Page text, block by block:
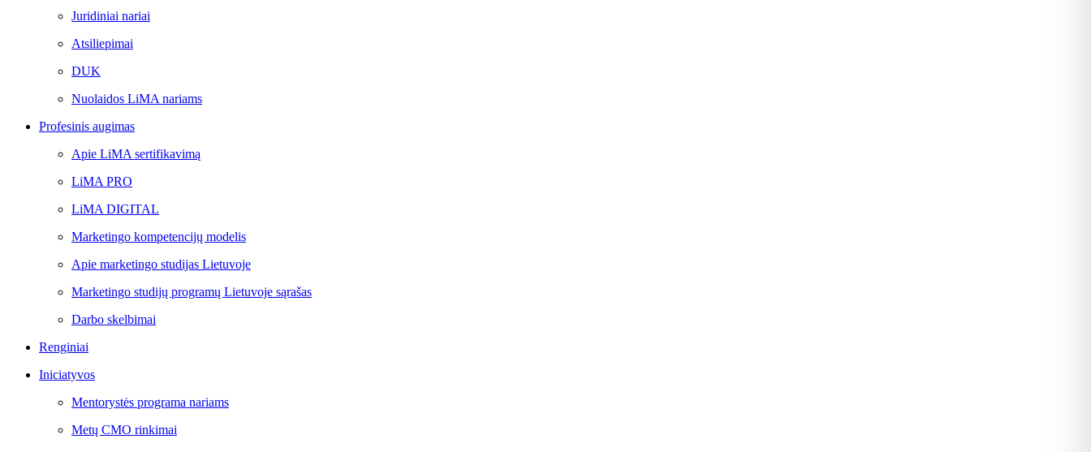
Juridiniai nariai
Atsiliepimai
DUK
Nuolaidos LiMA nariams
Profesinis augimas
Apie LiMA sertifikavimą
LiMA PRO
LiMA DIGITAL
Marketingo kompetencijų modelis
Apie marketingo studijas Lietuvoje
Marketingo studijų programų Lietuvoje sąrašas
Darbo skelbimai
Renginiai
Iniciatyvos
Mentorystės programa nariams
Metų CMO rinkimai